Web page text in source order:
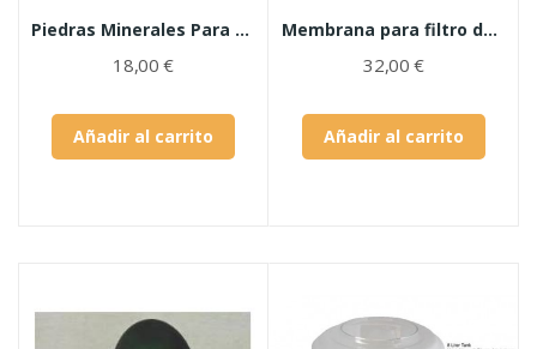
Piedras Minerales Para Acala Quell y Lotus Vita
18,00 €
Añadir al carrito
Membrana para filtro de agua ACALA y KENDRA
32,00 €
Añadir al carrito